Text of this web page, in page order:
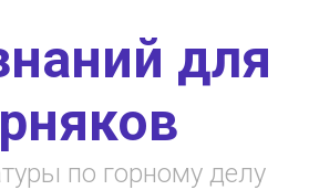
для
по горному делу